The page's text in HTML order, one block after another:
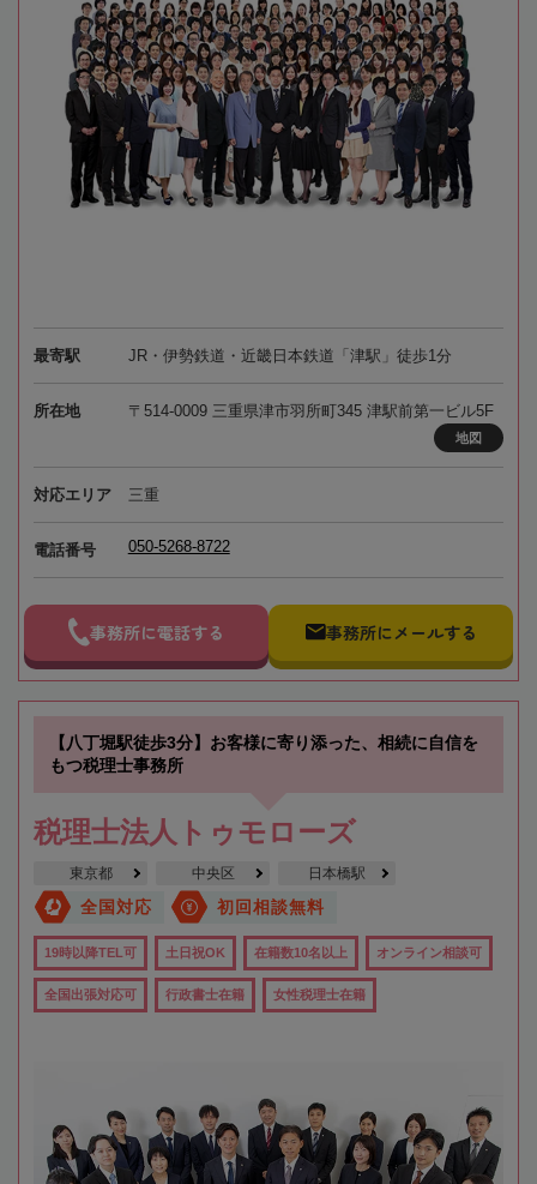
最寄駅 JR・伊勢鉄道・近畿日本鉄道「津駅」徒歩1分
所在地 〒514-0009 三重県津市羽所町345 津駅前第一ビル5F
地図
対応エリア 三重
電話番号 050-5268-8722
事務所に電話する 事務所にメールする
【八丁堀駅徒歩3分】お客様に寄り添った、相続に自信を
もつ税理士事務所
税理士法人トゥモローズ
東京都 中央区 日本橋駅
全国対応 初回相談無料
19時以降TEL可 土日祝OK 在籍数10名以上 オンライン相談可
全国出張対応可 行政書士在籍 女性税理士在籍